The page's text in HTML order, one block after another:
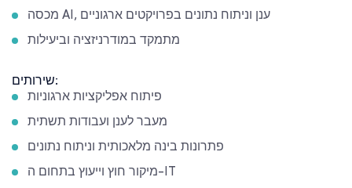
מכסה AI, ענן וניתוח נתונים בפרויקטים ארגוניים
מתמקד במודרניזציה וביעילות
שירותים:
פיתוח אפליקציות ארגוניות
מעבר לענן ועבודות תשתית
פתרונות בינה מלאכותית וניתוח נתונים
מיקור חוץ וייעוץ בתחום ה-IT